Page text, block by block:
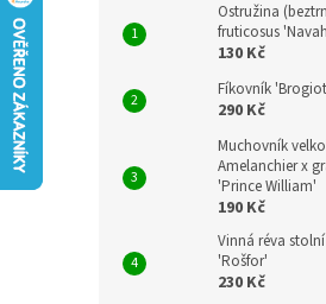
Ostružina
fruticosus
130 Kč
Fíkovník
290 Kč
Muchovník
Amelanchier x
'Prince William'
190 Kč
Vinná réva
'Rošfor'
230 Kč